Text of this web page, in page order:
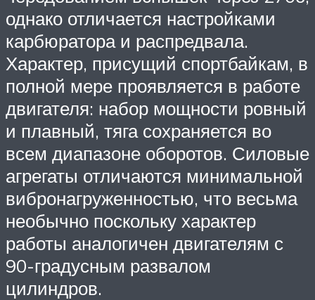
однако отличается настройками
карбюратора и распредвала.
Характер, присущий спортбайкам, в
полной мере проявляется в работе
двигателя: набор мощности ровный
и плавный, тяга сохраняется во
всем диапазоне оборотов. Силовые
агрегаты отличаются минимальной
вибронагруженностью, что весьма
необычно поскольку характер
работы аналогичен двигателям с
90-градусным развалом
цилиндров.